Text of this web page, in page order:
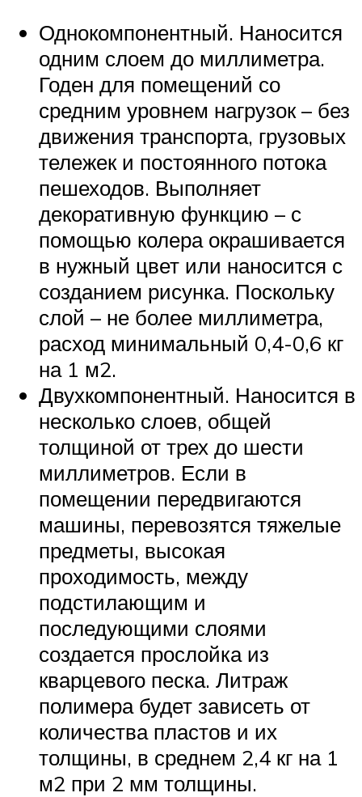
Однокомпонентный. Наносится
одним слоем до миллиметра.
Годен для помещений со
средним уровнем нагрузок – без
движения транспорта, грузовых
тележек и постоянного потока
пешеходов. Выполняет
декоративную функцию – с
помощью колера окрашивается
в нужный цвет или наносится с
созданием рисунка. Поскольку
слой – не более миллиметра,
расход минимальный 0,4-0,6 кг
на 1 м2.
Двухкомпонентный. Наносится в
несколько слоев, общей
толщиной от трех до шести
миллиметров. Если в
помещении передвигаются
машины, перевозятся тяжелые
предметы, высокая
проходимость, между
подстилающим и
последующими слоями
создается прослойка из
кварцевого песка. Литраж
полимера будет зависеть от
количества пластов и их
толщины, в среднем 2,4 кг на 1
м2 при 2 мм толщины.